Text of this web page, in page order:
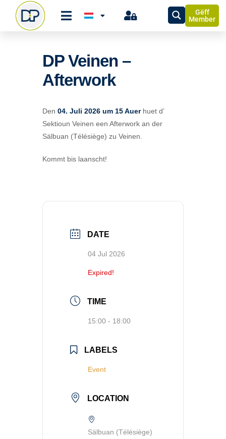
Gëff
Member
DP Veinen –
Afterwork
Den 04. Juli 2026 um 15 Auerhuet d’
Sektioun Veinen een Afterwork an der
Sälbuan (Télésiège) zu Veinen.
Kommt bis laanscht!
DATE
04 Jul 2026
Expired!
TIME
15:00 - 18:00
LABELS
Event
LOCATION
Sälbuan (Télésiège)